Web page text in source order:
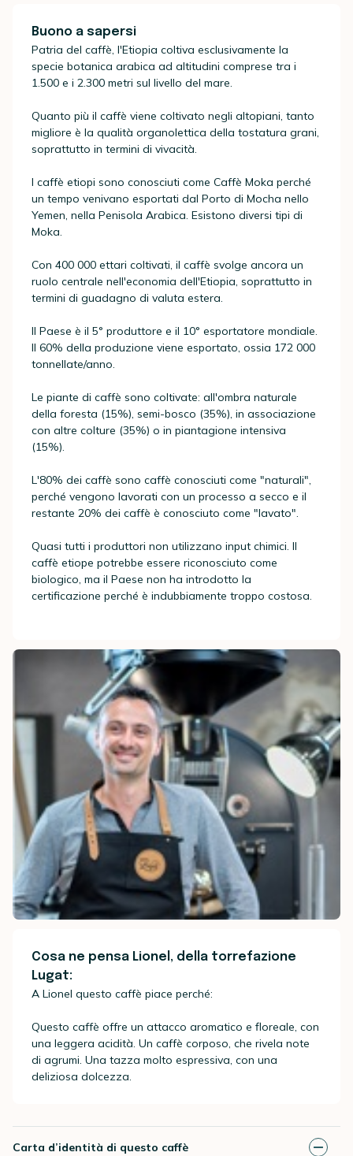
Buono a sapersi
Patria del caffè, l'Etiopia coltiva esclusivamente la
specie botanica arabica ad altitudini comprese tra i
1.500 e i 2.300 metri sul livello del mare.
Quanto più il caffè viene coltivato negli altopiani, tanto
migliore è la qualità organolettica della tostatura grani,
soprattutto in termini di vivacità.
I caffè etiopi sono conosciuti come Caffè Moka perché
un tempo venivano esportati dal Porto di Mocha nello
Yemen, nella Penisola Arabica. Esistono diversi tipi di
Moka.
Con 400 000 ettari coltivati, il caffè svolge ancora un
ruolo centrale nell'economia dell'Etiopia, soprattutto in
termini di guadagno di valuta estera.
Il Paese è il 5° produttore e il 10° esportatore mondiale.
Il 60% della produzione viene esportato, ossia 172 000
tonnellate/anno.
Le piante di caffè sono coltivate: all'ombra naturale
della foresta (15%), semi-bosco (35%), in associazione
con altre colture (35%) o in piantagione intensiva
(15%).
L'80% dei caffè sono caffè conosciuti come "naturali",
perché vengono lavorati con un processo a secco e il
restante 20% dei caffè è conosciuto come "lavato".
Quasi tutti i produttori non utilizzano input chimici. Il
caffè etiope potrebbe essere riconosciuto come
biologico, ma il Paese non ha introdotto la
certificazione perché è indubbiamente troppo costosa.
Cosa ne pensa Lionel, della torrefazione
Lugat:
A Lionel questo caffè piace perché:
Questo caffè offre un attacco aromatico e floreale, con
una leggera acidità. Un caffè corposo, che rivela note
di agrumi. Una tazza molto espressiva, con una
deliziosa dolcezza.
Carta d’identità di questo caffè